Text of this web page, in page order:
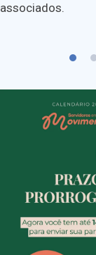
associados.